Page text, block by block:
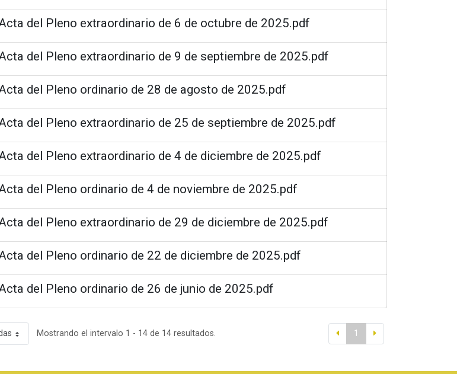
del Pleno extraordinario de 6 de octubre de 2025.pdf
del Pleno extraordinario de 9 de septiembre de 2025.pdf
del Pleno ordinario de 28 de agosto de 2025.pdf
del Pleno extraordinario de 25 de septiembre de 2025.pdf
del Pleno extraordinario de 4 de diciembre de 2025.pdf
del Pleno ordinario de 4 de noviembre de 2025.pdf
del Pleno extraordinario de 29 de diciembre de 2025.pdf
del Pleno ordinario de 22 de diciembre de 2025.pdf
del Pleno ordinario de 26 de junio de 2025.pdf
Mostrando el intervalo 1 - 14 de 14 resultados. 1